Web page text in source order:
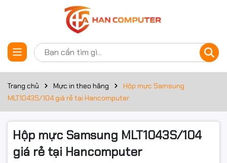
Trang chủ Mực in theo hãng
Hộp mực Samsung
MLT1043S/104 giá rẻ tại Hancomputer
Hộp mực Samsung MLT1043S/104
giá rẻ tại Hancomputer
Thông số kỹ thuật
Hộp Mực Samsung
MLT1043S/104 giá rẻ tại
Hancomputer.vn . Catrick mực
sam sung chuyên dụng cho
dòng máy in Sam sung ML-
Đặt trước sản phẩm